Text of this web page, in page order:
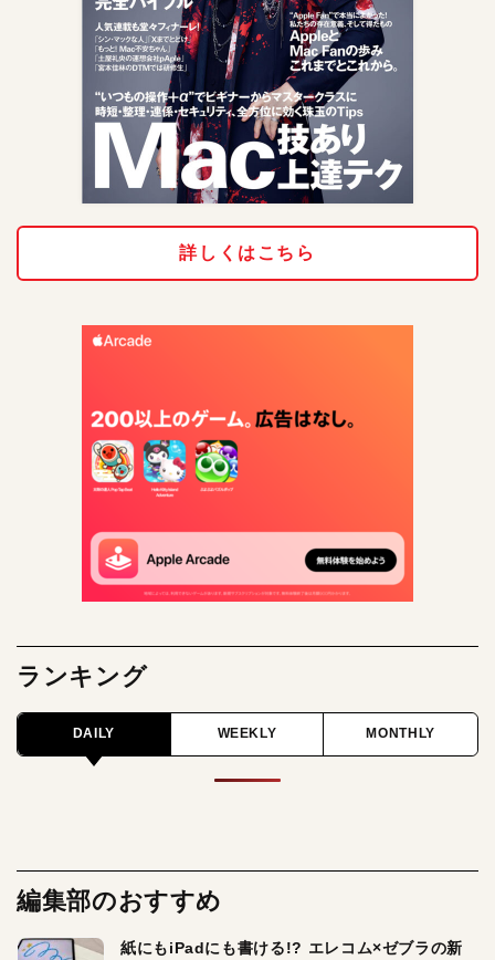
詳しくはこちら
ランキング
DAILY WEEKLY MONTHLY
編集部のおすすめ
紙にもiPadにも書ける!? エレコム×ゼブラの新